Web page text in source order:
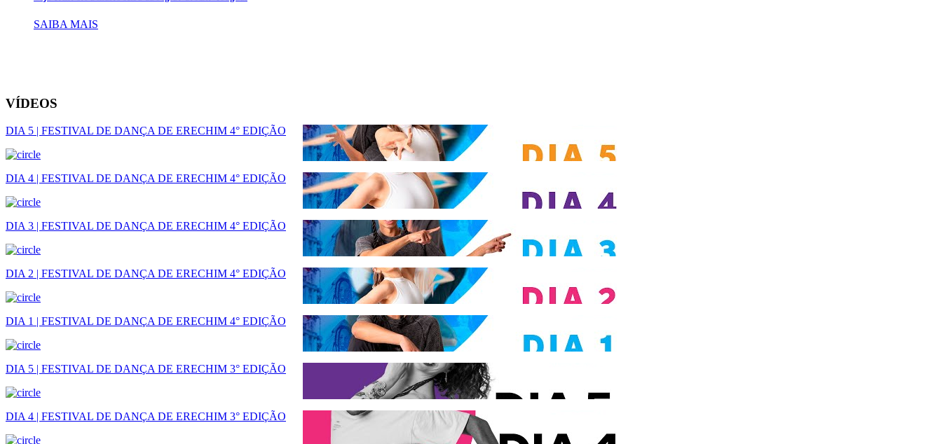
SAIBA MAIS
VÍDEOS
DIA 5 | FESTIVAL DE DANÇA DE ERECHIM 4° EDIÇÃO
DIA 4 | FESTIVAL DE DANÇA DE ERECHIM 4° EDIÇÃO
DIA 3 | FESTIVAL DE DANÇA DE ERECHIM 4° EDIÇÃO
DIA 2 | FESTIVAL DE DANÇA DE ERECHIM 4° EDIÇÃO
DIA 1 | FESTIVAL DE DANÇA DE ERECHIM 4° EDIÇÃO
DIA 5 | FESTIVAL DE DANÇA DE ERECHIM 3° EDIÇÃO
DIA 4 | FESTIVAL DE DANÇA DE ERECHIM 3° EDIÇÃO